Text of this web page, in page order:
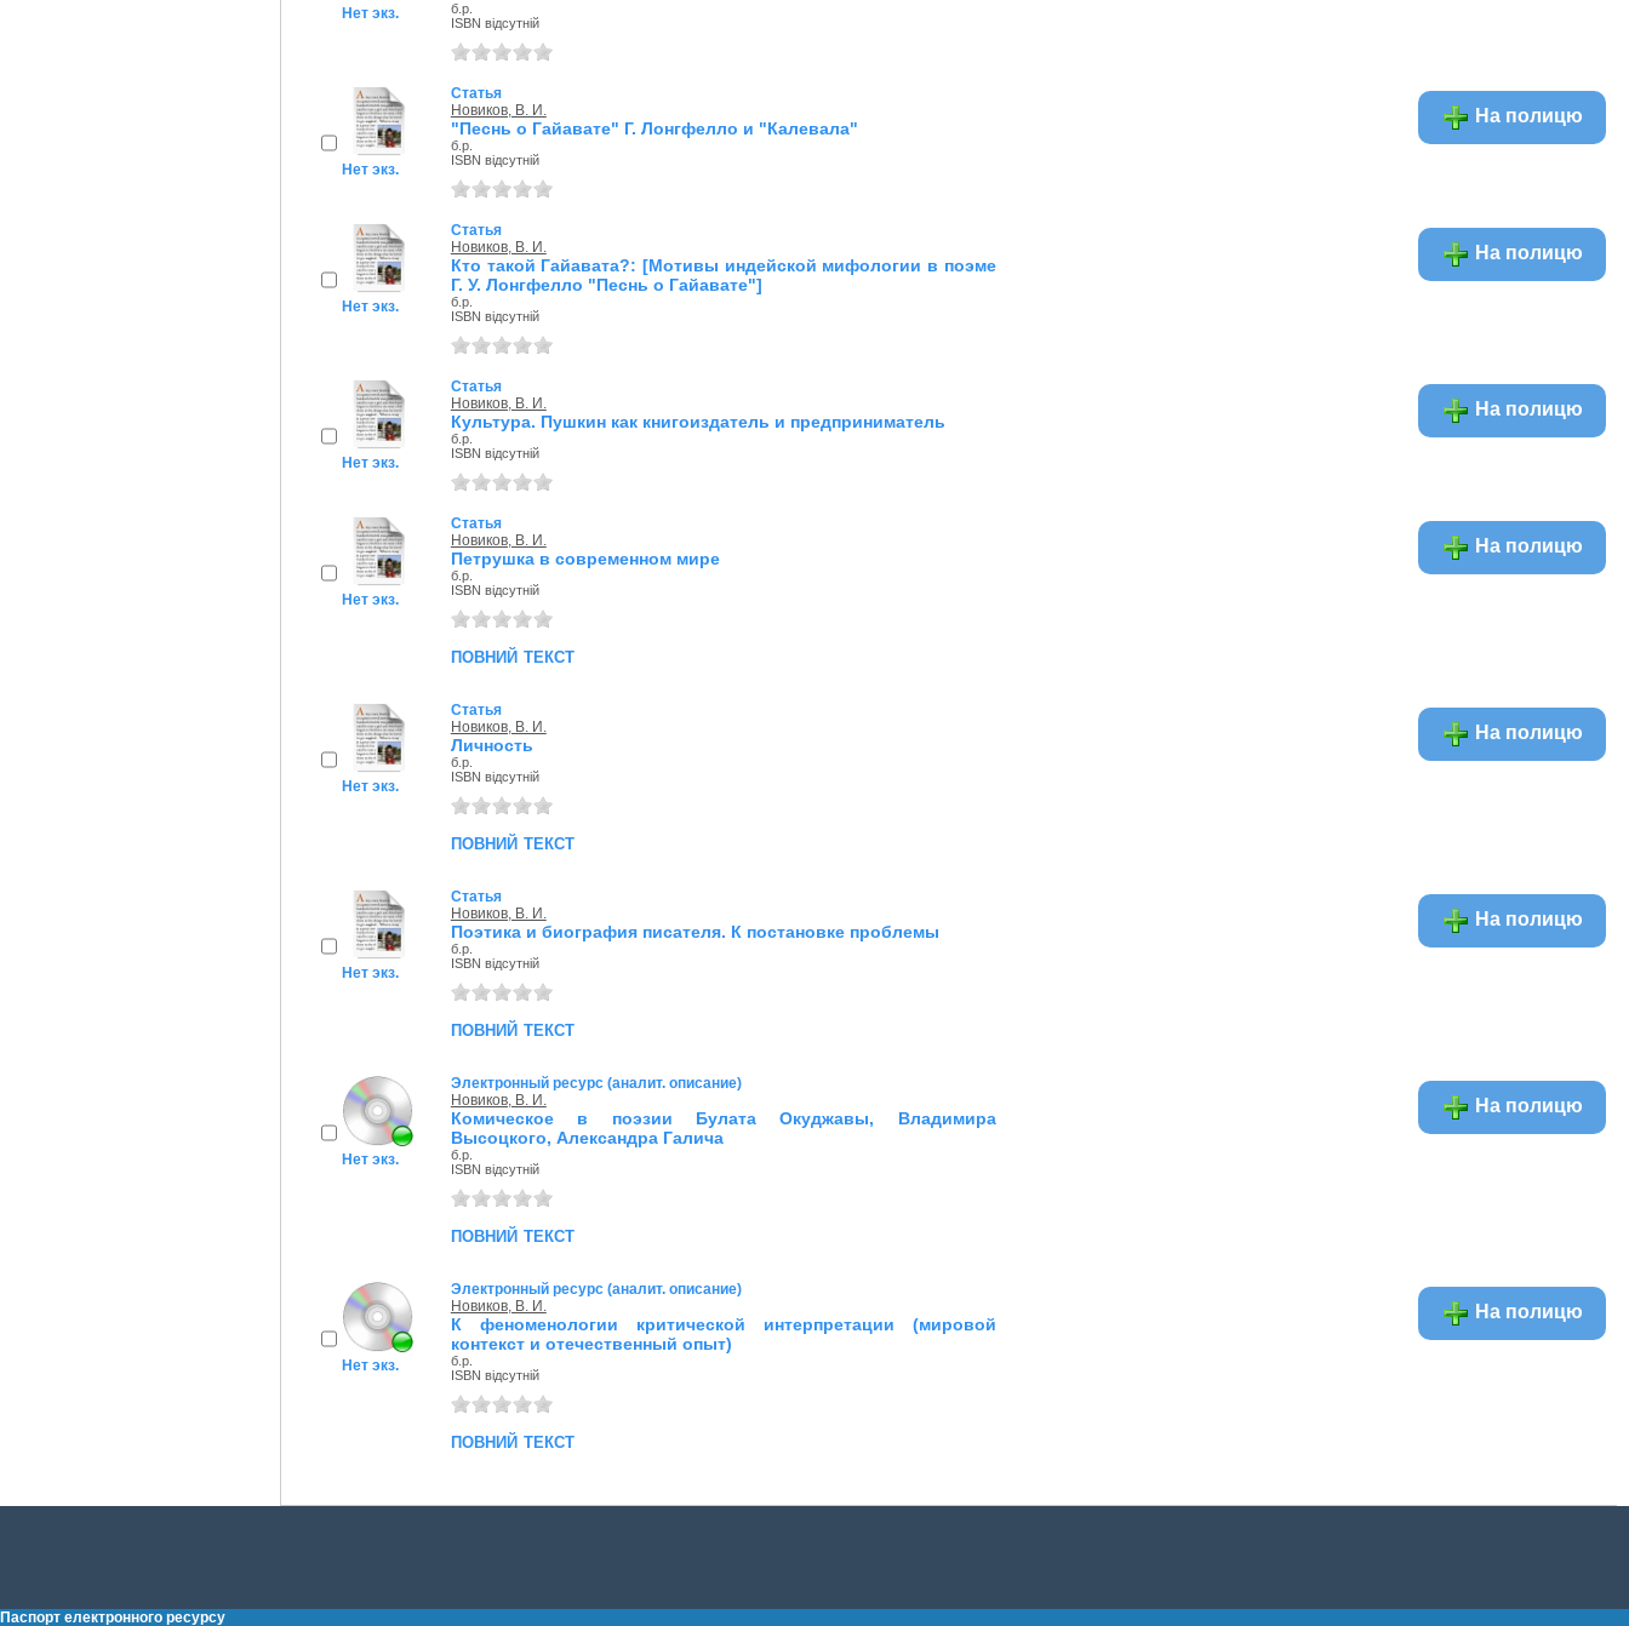
Нет экз.
б.р.
ISBN відсутній
Нет экз.
Статья
Новиков, В. И.
"Песнь о Гайавате" Г. Лонгфелло и "Калевала"
б.р.
ISBN відсутній
На полицю
Нет экз.
Статья
Новиков, В. И.
Кто такой Гайавата?: [Мотивы индейской мифологии в поэме
Г. У. Лонгфелло "Песнь о Гайавате"]
б.р.
ISBN відсутній
На полицю
Нет экз.
Статья
Новиков, В. И.
Культура. Пушкин как книгоиздатель и предприниматель
б.р.
ISBN відсутній
На полицю
Нет экз.
Статья
Новиков, В. И.
Петрушка в современном мире
б.р.
ISBN відсутній
повний текст
На полицю
Нет экз.
Статья
Новиков, В. И.
Личность
б.р.
ISBN відсутній
повний текст
На полицю
Нет экз.
Статья
Новиков, В. И.
Поэтика и биография писателя. К постановке проблемы
б.р.
ISBN відсутній
повний текст
На полицю
Нет экз.
Электронный ресурс (аналит. описание)
Новиков, В. И.
Комическое в поэзии Булата Окуджавы, Владимира
Высоцкого, Александра Галича
б.р.
ISBN відсутній
повний текст
На полицю
Нет экз.
Электронный ресурс (аналит. описание)
Новиков, В. И.
К феноменологии критической интерпретации (мировой
контекст и отечественный опыт)
б.р.
ISBN відсутній
повний текст
На полицю
Паспорт електронного ресурсу